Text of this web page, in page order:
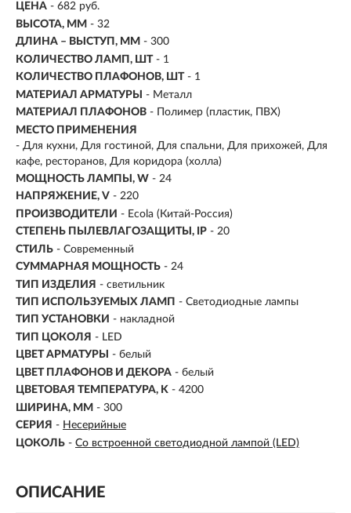
ЦЕНА - 682 руб.
ВЫСОТА, ММ - 32
ДЛИНА – ВЫСТУП, ММ - 300
КОЛИЧЕСТВО ЛАМП, ШТ - 1
КОЛИЧЕСТВО ПЛАФОНОВ, ШТ - 1
МАТЕРИАЛ АРМАТУРЫ
- Металл
МАТЕРИАЛ ПЛАФОНОВ - Полимер (пластик, ПВХ)
МЕСТО ПРИМЕНЕНИЯ
- Для кухни, Для гостиной, Для спальни, Для прихожей, Для
кафе, ресторанов, Для коридора (холла)
МОЩНОСТЬ ЛАМПЫ, W - 24
НАПРЯЖЕНИЕ, V - 220
ПРОИЗВОДИТЕЛИ - Ecola (Китай-Россия)
СТЕПЕНЬ ПЫЛЕВЛАГОЗАЩИТЫ, IP - 20
СТИЛЬ - Современный
СУММАРНАЯ МОЩНОСТЬ - 24
ТИП ИЗДЕЛИЯ - светильник
ТИП ИСПОЛЬЗУЕМЫХ ЛАМП - Светодиодные лампы
ТИП УСТАНОВКИ - накладной
ТИП ЦОКОЛЯ - LED
ЦВЕТ АРМАТУРЫ
- белый
ЦВЕТ ПЛАФОНОВ И ДЕКОРА - белый
ЦВЕТОВАЯ ТЕМПЕРАТУРА, K - 4200
ШИРИНА, ММ - 300
СЕРИЯ - Несерийные
ЦОКОЛЬ - Со встроенной светодиодной лампой (LED)
ОПИСАНИЕ